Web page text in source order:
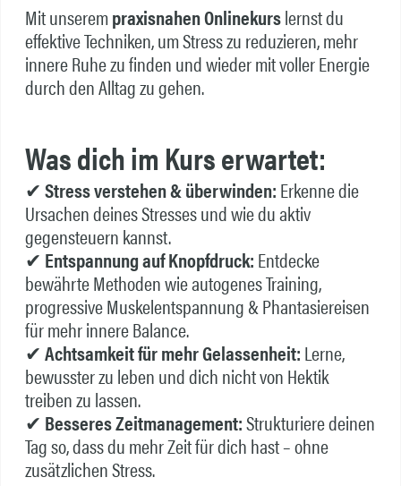
Mit unserempraxisnahen Onlinekurslernst du
effektive Techniken, um Stress zu reduzieren, mehr
innere Ruhe zu finden und wieder mit voller Energie
durch den Alltag zu gehen.
Was dich im Kurs erwartet:
✔Stress verstehen & überwinden:Erkenne die
Ursachen deines Stresses und wie du aktiv
gegensteuern kannst.
✔ Entspannung auf Knopfdruck:Entdecke
bewährte Methoden wie autogenes Training,
progressive Muskelentspannung & Phantasiereisen
für mehr innere Balance.
✔Achtsamkeit für mehr Gelassenheit:Lerne,
bewusster zu leben und dich nicht von Hektik
treiben zu lassen.
✔ Besseres Zeitmanagement:Strukturiere deinen
Tag so, dass du mehr Zeit für dich hast – ohne
zusätzlichen Stress.